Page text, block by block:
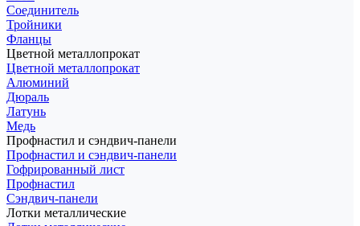
Соединитель
Тройники
Фланцы
Цветной металлопрокат
Цветной металлопрокат
Алюминий
Дюраль
Латунь
Медь
Профнастил и сэндвич-панели
Профнастил и сэндвич-панели
Гофрированный лист
Профнастил
Сэндвич-панели
Лотки металлические